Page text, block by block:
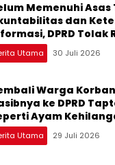
Memenuhi
dan
DPRD Tolak
Utama 30 Juli 2026
Warga
ke DPRD
Ayam
Utama 29 Juli 2026